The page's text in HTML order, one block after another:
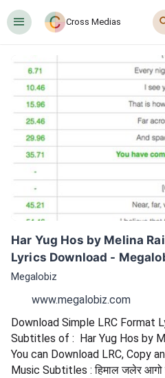
󰍜 Cross Medias
Har Yug Hos by Melina
Lyrics Download -
Megalobiz
www.megalobiz.com
Download Simple LRC Format
Subtitles of :  Har Yug Hos by
You can Download LRC, Copy
Music Subtitles : हिमाल जलेर आगो